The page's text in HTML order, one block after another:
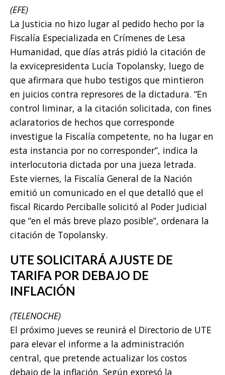
(EFE)
La Justicia no hizo lugar al pedido hecho por la
Fiscalía Especializada en Crímenes de Lesa
Humanidad, que días atrás pidió la citación de
la exvicepresidenta Lucía Topolansky, luego de
que afirmara que hubo testigos que mintieron
en juicios contra represores de la dictadura. “En
control liminar, a la citación solicitada, con fines
aclaratorios de hechos que corresponde
investigue la Fiscalía competente, no ha lugar en
esta instancia por no corresponder”, indica la
interlocutoria dictada por una jueza letrada.
Este viernes, la Fiscalía General de la Nación
emitió un comunicado en el que detalló que el
fiscal Ricardo Perciballe solicitó al Poder Judicial
que “en el más breve plazo posible”, ordenara la
citación de Topolansky.
UTE SOLICITARÁ AJUSTE DE
TARIFA POR DEBAJO DE
INFLACIÓN
(TELENOCHE)
El próximo jueves se reunirá el Directorio de UTE
para elevar el informe a la administración
central, que pretende actualizar los costos
debajo de la inflación. Según expresó la